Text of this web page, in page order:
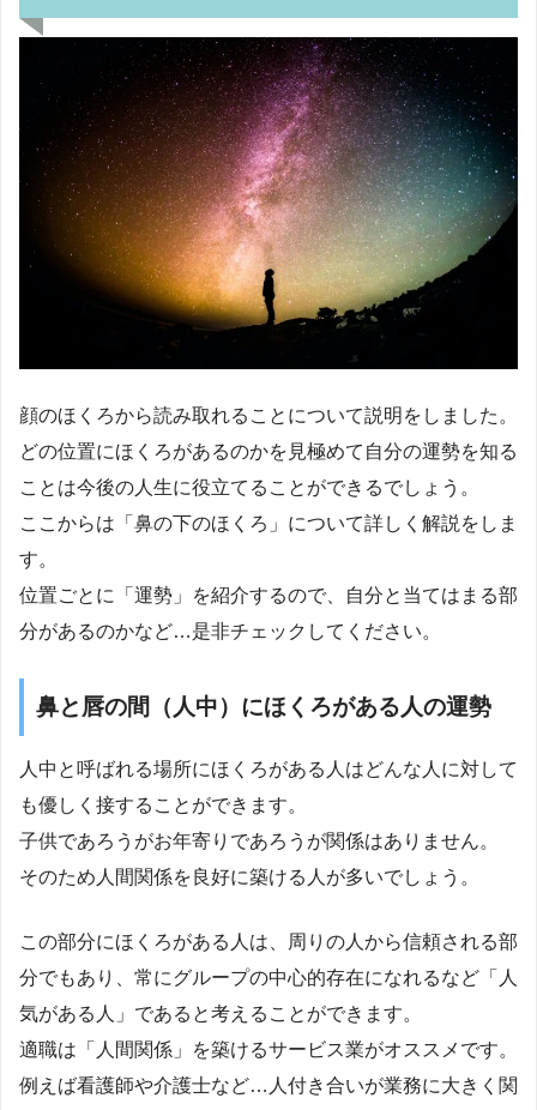
顔のほくろから読み取れることについて説明をしました。
どの位置にほくろがあるのかを見極めて自分の運勢を知る
ことは今後の人生に役立てることができるでしょう。
ここからは「鼻の下のほくろ」について詳しく解説をしま
す。
位置ごとに「運勢」を紹介するので、自分と当てはまる部
分があるのかなど…是非チェックしてください。
鼻と唇の間（人中）にほくろがある人の運勢
人中と呼ばれる場所にほくろがある人はどんな人に対して
も優しく接することができます。
子供であろうがお年寄りであろうが関係はありません。
そのため人間関係を良好に築ける人が多いでしょう。
この部分にほくろがある人は、周りの人から信頼される部
分でもあり、常にグループの中心的存在になれるなど「人
気がある人」であると考えることができます。
適職は「人間関係」を築けるサービス業がオススメです。
例えば看護師や介護士など…人付き合いが業務に大きく関